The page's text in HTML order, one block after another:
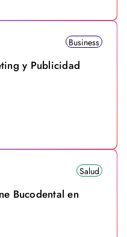
Business
y Publicidad
Salud
Bucodental en